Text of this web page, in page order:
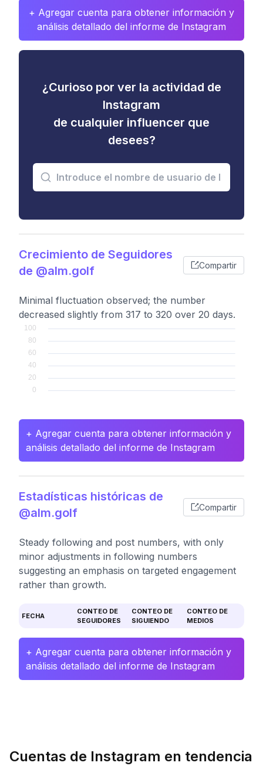
+ Agregar cuenta para obtener información y
análisis detallado del informe de Instagram
¿Curioso por ver la actividad de
Instagram
de cualquier influencer que
desees?
Crecimiento de Seguidores
de @alm.golf
Compartir
Minimal fluctuation observed; the number
decreased slightly from 317 to 320 over 20 days.
+ Agregar cuenta para obtener información y
análisis detallado del informe de Instagram
Estadísticas históricas de
@alm.golf
Compartir
Steady following and post numbers, with only
minor adjustments in following numbers
suggesting an emphasis on targeted engagement
rather than growth.
FECHA
CONTEO DE
SEGUIDORES
CONTEO DE
SIGUIENDO
CONTEO DE
MEDIOS
+ Agregar cuenta para obtener información y
análisis detallado del informe de Instagram
Cuentas de Instagram en tendencia